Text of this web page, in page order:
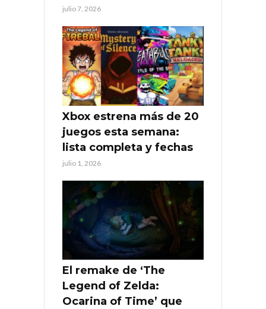
julio 7, 2026
Xbox estrena más de 20
juegos esta semana:
lista completa y fechas
julio 1, 2026
El remake de ‘The
Legend of Zelda:
Ocarina of Time’ que